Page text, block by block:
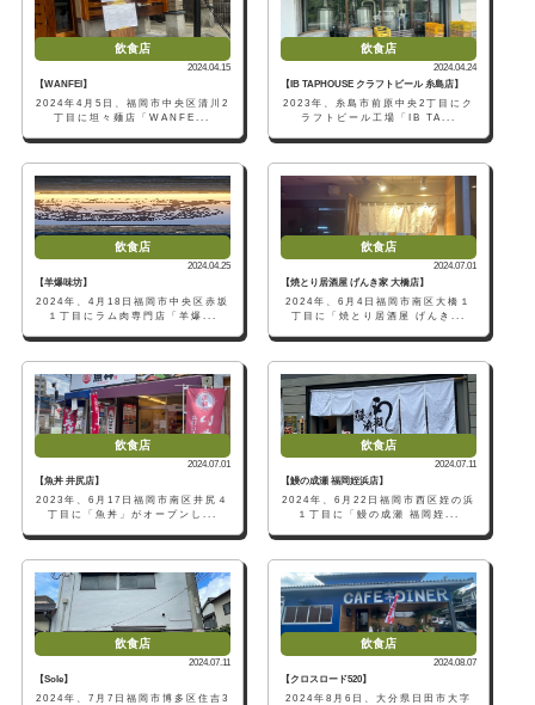
飲食店
2024.04.15
【WANFEI】
2024年4月5日、福岡市中央区清川2
丁目に坦々麺店「WANFE...
飲食店
2024.04.24
【IB TAPHOUSE クラフトビール 糸島店】
2023年、糸島市前原中央2丁目にク
ラフトビール工場「IB TA...
飲食店
2024.04.25
【羊爆味坊】
2024年、4月18日福岡市中央区赤坂
１丁目にラム肉専門店「羊爆...
飲食店
2024.07.01
【焼とり居酒屋 げんき家 大橋店】
2024年、6月4日福岡市南区大橋１
丁目に「焼とり居酒屋 げんき...
飲食店
2024.07.01
【魚丼 井尻店】
2023年、6月17日福岡市南区井尻４
丁目に「魚丼」がオープンし...
飲食店
2024.07.11
【鰻の成瀬 福岡姪浜店】
2024年、6月22日福岡市西区姪の浜
１丁目に「鰻の成瀬 福岡姪...
飲食店
2024.07.11
【Sole】
2024年、7月7日福岡市博多区住吉3
飲食店
2024.08.07
【クロスロード520】
2024年8月6日、大分県日田市大字